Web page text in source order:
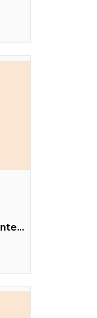
Event hall Passage Interdit